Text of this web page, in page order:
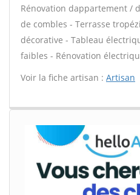
Rénovation dappartement /
de combles - Terrasse
décorative - Tableau
faibles - Rénovation
Voir la fiche artisan : Artisan